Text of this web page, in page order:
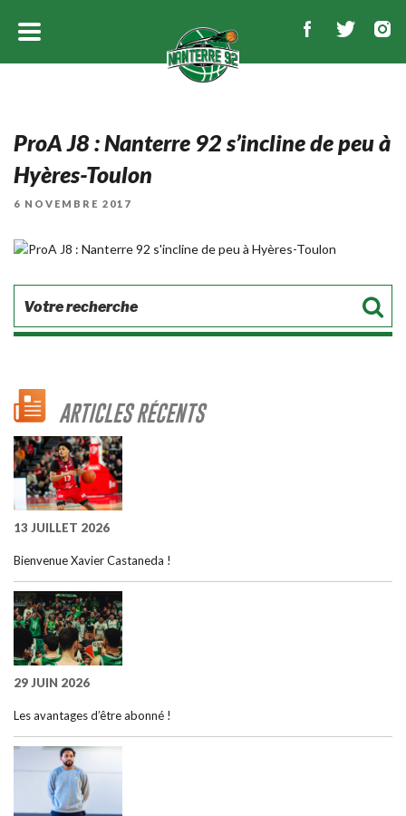
ProA J8 : Nanterre 92 s’incline de peu à
Hyères-Toulon
PUBLIÉ
6 NOVEMBRE 2017
ARTICLES RÉCENTS
13 JUILLET 2026
Bienvenue Xavier Castaneda !
29 JUIN 2026
Les avantages d’être abonné !